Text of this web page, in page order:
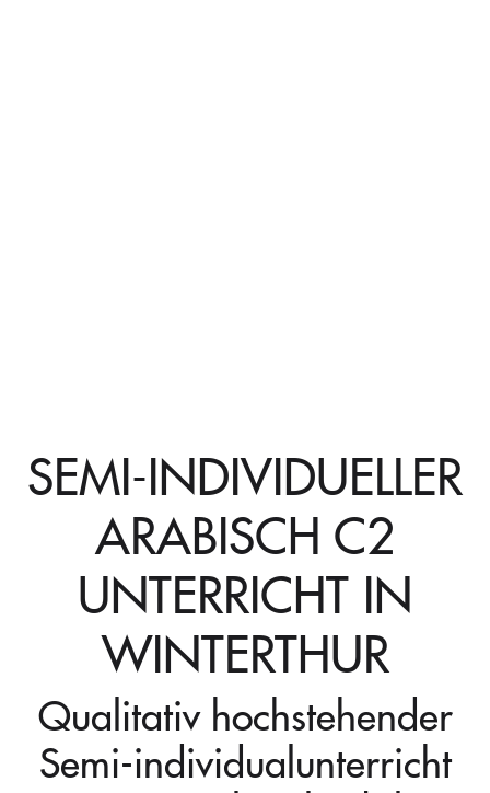
SEMI-INDIVIDUELLER
ARABISCH C2
UNTERRICHT IN
WINTERTHUR
Qualitativ hochstehender
Semi-individualunterricht